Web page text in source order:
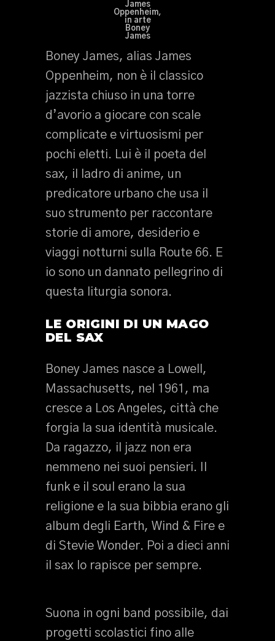
James
Oppenheim,
in arte
Boney
James
Boney James, alias James
Oppenheim, non è il classico
jazzista chiuso in una torre
d’avorio a giocare con scale
complicate e virtuosismi per
pochi eletti. Lui è il poeta del
sax, il ladro di anime, un
predicatore urbano che usa il
suo strumento per raccontare
storie di amore, desiderio e
viaggi notturni sulla Route 66. E
io sono un dannato pellegrino di
questa liturgia sonora.
LE ORIGINI DI UN MAGO
DEL SAX
Boney James nasce a Lowell,
Massachusetts, nel 1961, ma
cresce a Los Angeles, città che
forgia la sua identità musicale.
Da ragazzo, il jazz non era
nemmeno nei suoi pensieri. Il
funk e il soul erano la sua
religione e la sua bibbia erano gli
album degli Earth, Wind & Fire e
di Stevie Wonder. Poi a dieci anni
il sax lo rapisce per sempre.
Suona in ogni band possibile, dai
progetti scolastici fino alle